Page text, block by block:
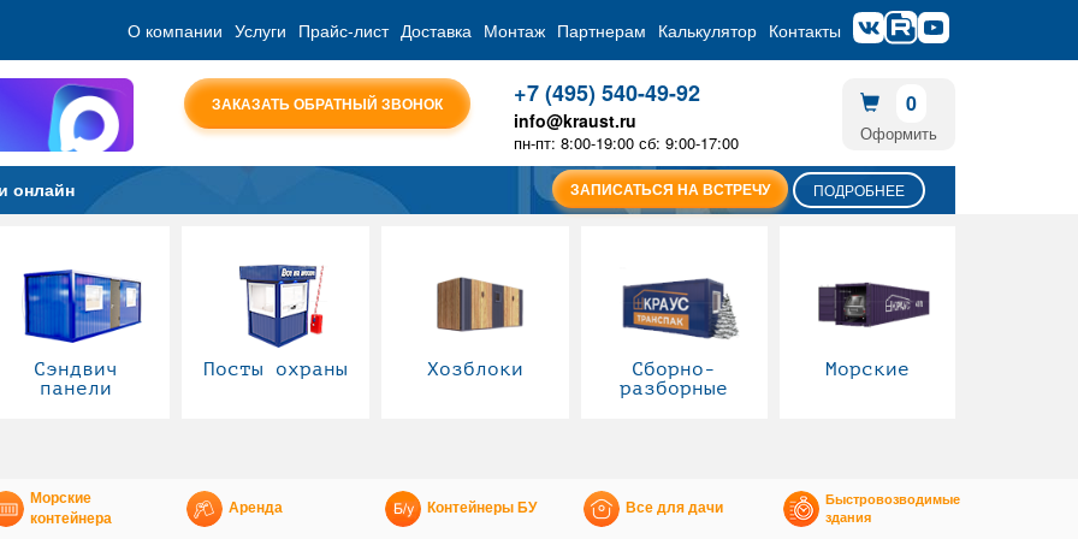
О компании Услуги Прайс-лист Доставка Монтаж Партнерам Калькулятор Контакты
ЗАКАЗАТЬ ОБРАТНЫЙ ЗВОНОК +7 (495) 540-49-92
info@kraust.ru
пн-пт: 8:00-19:00 сб: 9:00-17:00
0
Оформить
онлайн ЗАПИСАТЬСЯ НА ВСТРЕЧУ ПОДРОБНЕЕ
Сэндвич
панели
Посты охраны Хозблоки
Сборно-
разборные
Морские
Морские
контейнера
Аренда Контейнеры БУ Все для дачи
Быстровозводимые
здания